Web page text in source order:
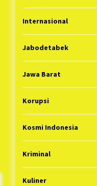
Internasional
Jabodetabek
Jawa Barat
Korupsi
Kosmi Indonesia
Kriminal
Kuliner